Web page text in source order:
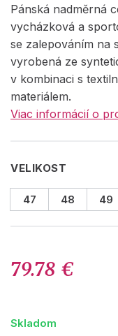
Pánská nadměrná
vycházková a
se zalepováním na
vyrobená ze
v kombinaci s
materiálem.
Viac informácií o
VELIKOST
47 48 49
79.78 €
Skladom